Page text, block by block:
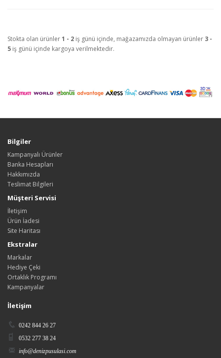
Stokta olan ürünler1 - 2 iş günü içinde, mağazamızda olmayan ürünler 3 -
5 iş günü içinde kargoya verilmektedir.
Bilgiler
Kampanyalı Ürünler
Banka Hesapları
Hakkımızda
Teslimat Bilgileri
Müşteri Servisi
İletişim
Ürün İadesi
Site Haritası
Ekstralar
Markalar
Hediye Çeki
Ortaklık Programı
Kampanyalar
İletişim
0242 844 26 27
0532 277 38 24
info@denizpusulasi.com